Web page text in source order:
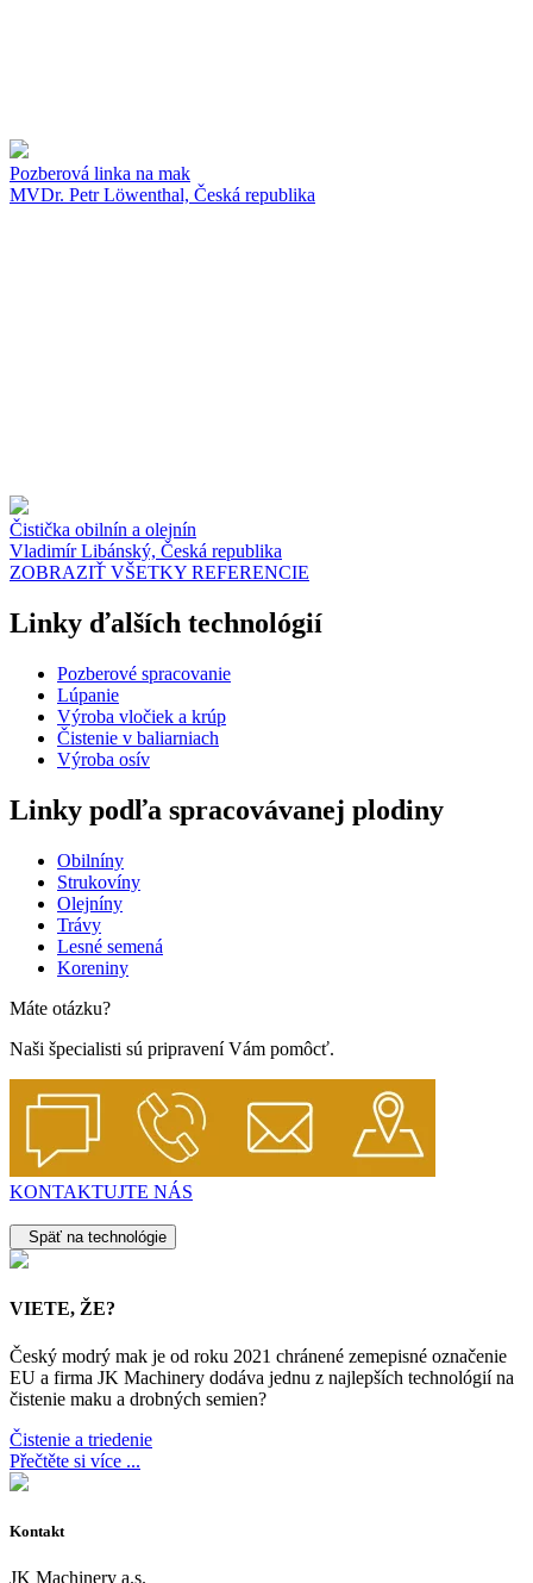
Pozberová linka na mak
MVDr. Petr Löwenthal, Česká republika
Čistička obilnín a olejnín
Vladimír Libánský, Česká republika
ZOBRAZIŤ VŠETKY REFERENCIE
Linky ďalších technológií
Pozberové spracovanie
Lúpanie
Výroba vločiek a krúp
Čistenie v baliarniach
Výroba osív
Linky podľa spracovávanej plodiny
Obilníny
Strukovíny
Olejníny
Trávy
Lesné semená
Koreniny
Máte otázku?
Naši špecialisti sú pripravení Vám pomôcť.
KONTAKTUJTE NÁS
Späť na technológie
VIETE, ŽE?
Český modrý mak je od roku 2021 chránené zemepisné označenie
EU a firma JK Machinery dodáva jednu z najlepších technológií na
čistenie maku a drobných semien?
Čistenie a triedenie
Přečtěte si více ...
Kontakt
JK Machinery a.s.